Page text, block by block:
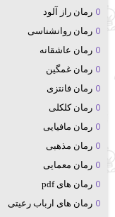
رمان راز آلود
رمان روانشناسی
رمان عاشقانه
رمان غمگین
رمان فانتزی
رمان کلکلی
رمان مافیایی
رمان مذهبی
رمان معمایی
رمان های pdf
رمان های ارباب رعیتی